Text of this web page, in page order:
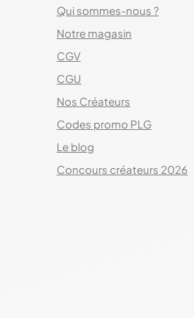
Qui sommes-nous ?
Notre magasin
CGV
CGU
Nos Créateurs
Codes promo PLG
Le blog
Concours créateurs 2026